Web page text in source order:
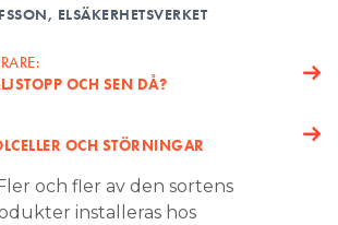
ELSÄKERHETSVERKET
OCH SEN DÅ?
OCH STÖRNINGAR
och fler av den sortens
installeras hos